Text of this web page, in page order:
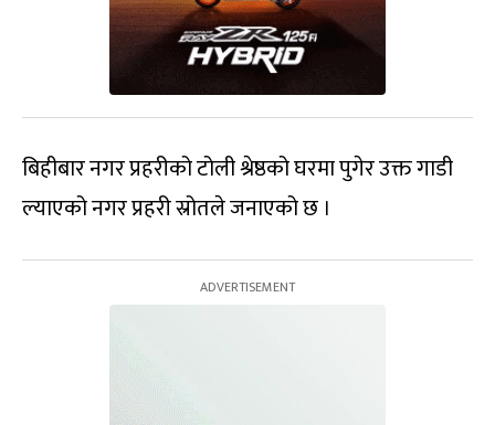
बिहीबार नगर प्रहरीको टोली श्रेष्ठको घरमा पुगेर उक्त गाडी
ल्याएको नगर प्रहरी स्रोतले जनाएको छ ।